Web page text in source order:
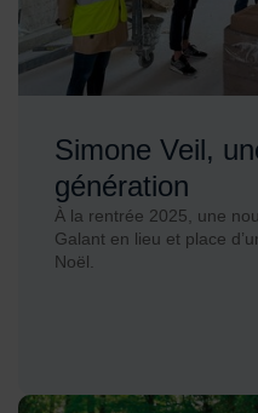
Simone Veil,
génération
À la rentrée 2025, une
Galant en lieu et place
Noël.